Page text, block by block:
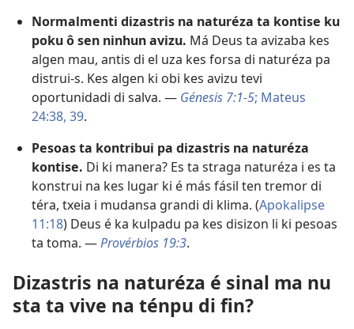
Normalmenti dizastris na naturéza ta kontise ku
poku ô sen ninhun avizu. Má Deus ta avizaba kes
algen mau, antis di el uza kes forsa di naturéza pa
distrui-s. Kes algen ki obi kes avizu tevi
oportunidadi di salva. — Génesis 7:1-5; Mateus
24:38, 39.
Pesoas ta kontribui pa dizastris na naturéza
kontise. Di ki manera? Es ta straga naturéza i es ta
konstrui na kes lugar ki é más fásil ten tremor di
téra, txeia i mudansa grandi di klima. (Apokalipse
11:18) Deus é ka kulpadu pa kes disizon li ki pesoas
ta toma. —Provérbios 19:3.
Dizastris na naturéza é sinal ma nu
sta ta vive na ténpu di fin?